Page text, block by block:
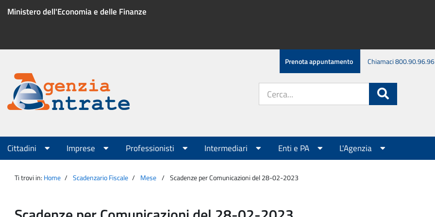
Ministero dell'Economia e delle Finanze
Menu
servizio
Prenota appuntamento Chiamaci 800.90.96.96
Agenzia
Entrate
sito:
Menu
principale
Cittadini Imprese Professionisti Intermediari Enti e PA L'Agenzia
Ti trovi in: Home Scadenzario Fiscale Mese Scadenze per Comunicazioni del 28-02-2023